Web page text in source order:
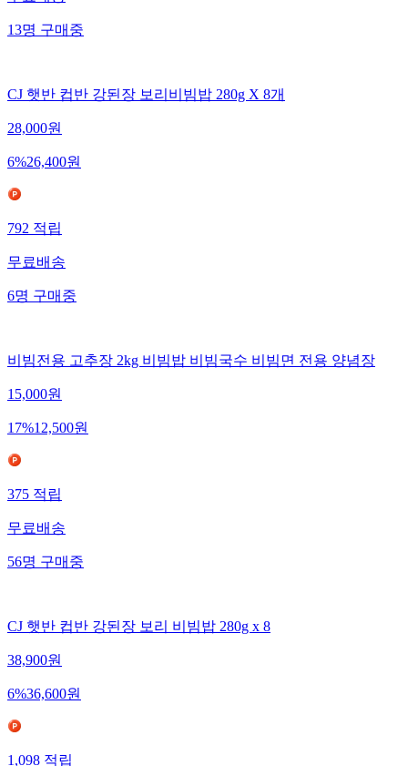
13명구매중
CJ 햇반 컵반 강된장 보리비빔밥 280g X 8개
28,000원
6%26,400원
792적립
무료배송
6명구매중
비빔전용 고추장 2kg 비빔밥 비빔국수 비빔면 전용 양념장
15,000원
17%12,500원
375적립
무료배송
56명구매중
CJ 햇반 컵반 강된장 보리 비빔밥 280g x 8
38,900원
6%36,600원